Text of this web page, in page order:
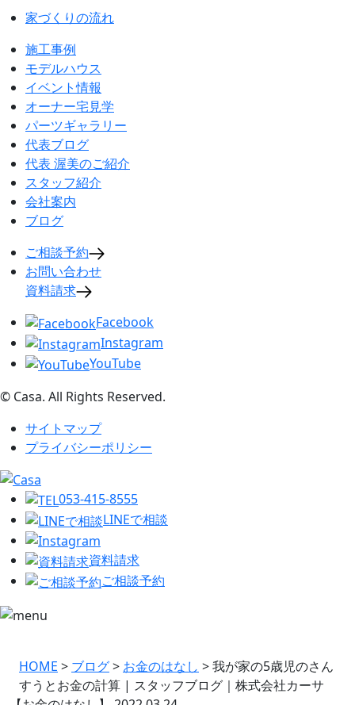
家づくりの流れ
施工事例
モデルハウス
イベント情報
オーナー宅見学
パーツギャラリー
代表ブログ
代表 渥美のご紹介
スタッフ紹介
会社案内
ブログ
ご相談予約
お問い合わせ
資料請求
Facebook
Instagram
YouTube
© Casa. All Rights Reserved.
サイトマップ
プライバシーポリシー
053-415-8555
LINEで相談
資料請求
ご相談予約
HOME > ブログ> お金のはなし >我が家の5歳児のさん
すうとお金の計算 | スタッフブログ｜株式会社カーサ